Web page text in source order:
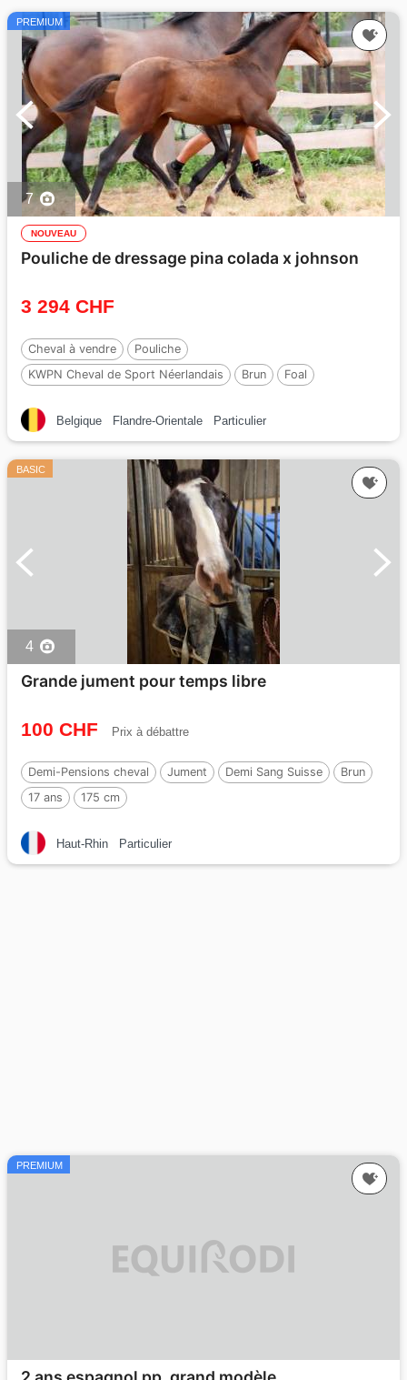
PREMIUM
7
NOUVEAU
Pouliche de dressage pina colada x johnson
3 294 CHF
Cheval à vendre
Pouliche
KWPN Cheval de Sport Néerlandais
Brun
Foal
Belgique
Flandre-Orientale Particulier
BASIC
4
Grande jument pour temps libre
100 CHF Prix à débattre
Demi-Pensions cheval Jument Demi Sang Suisse
Brun
17 ans
175 cm
Haut-Rhin Particulier
PREMIUM